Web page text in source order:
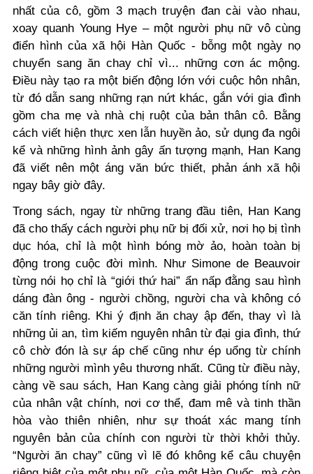
nhất của cô, gồm 3 mạch truyện đan cài vào nhau,
xoay quanh Young Hye – một người phụ nữ vô cùng
điển hình của xã hội Hàn Quốc - bỗng một ngày nọ
chuyển sang ăn chay chỉ vì... những cơn ác mộng.
Điều này tạo ra một biến động lớn với cuộc hôn nhân,
từ đó dẫn sang những rạn nứt khác, gắn với gia đình
gồm cha mẹ và nhà chị ruột của bản thân cô. Bằng
cách viết hiện thực xen lẫn huyền ảo, sử dụng đa ngôi
kể và những hình ảnh gây ấn tượng mạnh, Han Kang
đã viết nên một áng văn bức thiết, phản ánh xã hội
ngay bây giờ đây.
Trong sách, ngay từ những trang đầu tiên, Han Kang
đã cho thấy cách người phụ nữ bị đối xử, nơi họ bị tình
dục hóa, chỉ là một hình bóng mờ ảo, hoàn toàn bị
động trong cuộc đời mình. Như Simone de Beauvoir
từng nói họ chỉ là “giới thứ hai” ẩn nấp đằng sau hình
dáng đàn ông - người chồng, người cha và không có
căn tính riêng. Khi ý định ăn chay ập đến, thay vì là
những ủi an, tìm kiếm nguyên nhân từ đại gia đình, thứ
cô chờ đón là sự áp chế cũng như ép uổng từ chính
những người mình yêu thương nhất. Cũng từ điều này,
càng về sau sách, Han Kang càng giải phóng tính nữ
của nhân vật chính, nơi cơ thể, đam mê và tinh thần
hòa vào thiên nhiên, như sự thoát xác mang tính
nguyên bản của chính con người từ thời khởi thủy.
“Người ăn chay” cũng vì lẽ đó không kể câu chuyện